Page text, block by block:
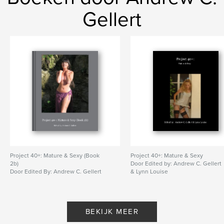
Gellert
Project 40+: Mature & Sexy (Book
2b)
Door Edited By: Andrew C. Gellert
Project 40+: Mature & Sexy
Door Edited by: Andrew C. Gellert
& Lynn Louise
BEKIJK MEER